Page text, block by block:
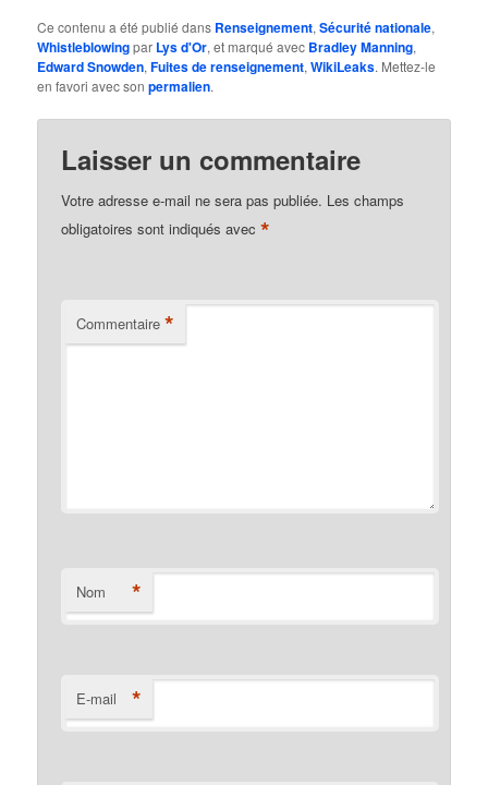
Ce contenu a été publié dans Renseignement,Sécurité nationale,
Whistleblowingpar Lys d'Or, et marqué avec Bradley Manning,
Edward Snowden,Fuites de renseignement,WikiLeaks. Mettez-le
en favori avec sonpermalien.
Laisser un commentaire
Votre adresse e-mail ne sera pas publiée. Les champs
obligatoires sont indiqués avec*
Commentaire *
Nom *
E-mail *